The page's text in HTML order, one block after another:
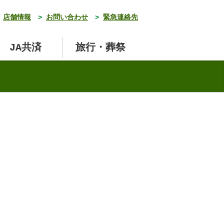
店舗情報 > お問い合わせ > 緊急連絡先
JA共済 旅行・葬祭